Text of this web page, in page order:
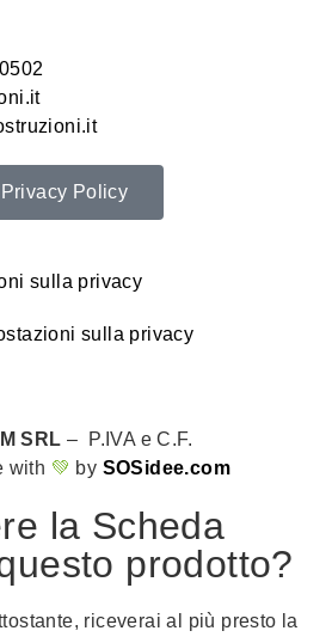
Privacy Policy
sulla privacy
sulla privacy
SRL – P.IVA e C.F.
with 💚 by SOSidee.com
la Scheda
prodotto?
riceverai al più presto la